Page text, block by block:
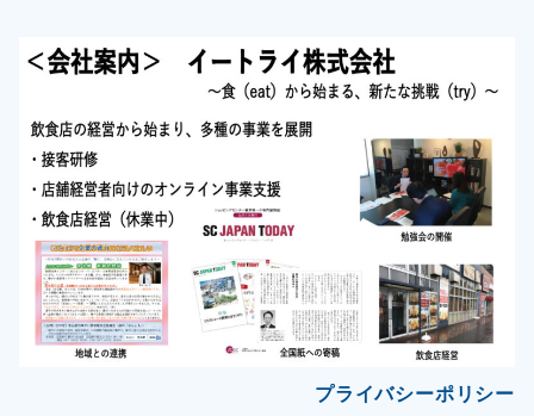
プライバシーポリシー